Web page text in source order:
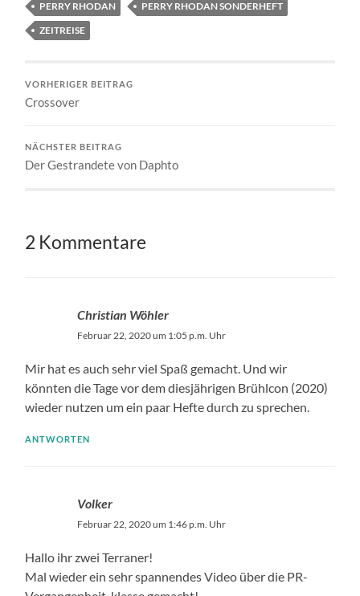
PERRY RHODAN
PERRY RHODAN SONDERHEFT
ZEITREISE
VORHERIGER BEITRAG
Crossover
NÄCHSTER BEITRAG
Der Gestrandete von Daphto
2 Kommentare
Christian Wöhler
Februar 22, 2020 um 1:05 p.m. Uhr
Mir hat es auch sehr viel Spaß gemacht. Und wir
könnten die Tage vor dem diesjährigen Brühlcon (2020)
wieder nutzen um ein paar Hefte durch zu sprechen.
ANTWORTEN
Volker
Februar 22, 2020 um 1:46 p.m. Uhr
Hallo ihr zwei Terraner!
Mal wieder ein sehr spannendes Video über die PR-